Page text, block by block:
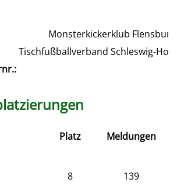
Monsterkickerklub Flensburg
Tischfußballverband Schleswig-
Platz Meldungen
8
139